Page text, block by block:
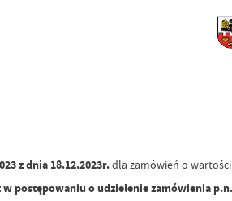
z dnia 18.12.2023r.dla zamówień o wartości
w postępowaniu o udzielenie zamówienia